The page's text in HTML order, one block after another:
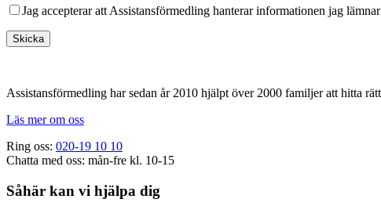
Jag accepterar att Assistansförmedling hanterar informationen jag
Assistansförmedling har sedan år 2010 hjälpt över 2000 familjer att hitta
Läs mer om oss
Ring oss: 020-19 10 10
Chatta med oss: mån-fre kl. 10-15
Såhär kan vi hjälpa dig